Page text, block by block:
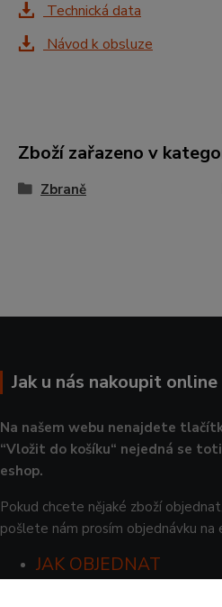
Technická data
Návod k obsluze
Zboží zařazeno v
Zbraně
Jak u nás nakoupit online
Na našem webu nenajdete
“Vložit do košíku“ nejedná se
eshop.
Pokud chcete nějaké zboží objednat,
pošlete nám prosím objednávku na
JAK OBJEDNAT